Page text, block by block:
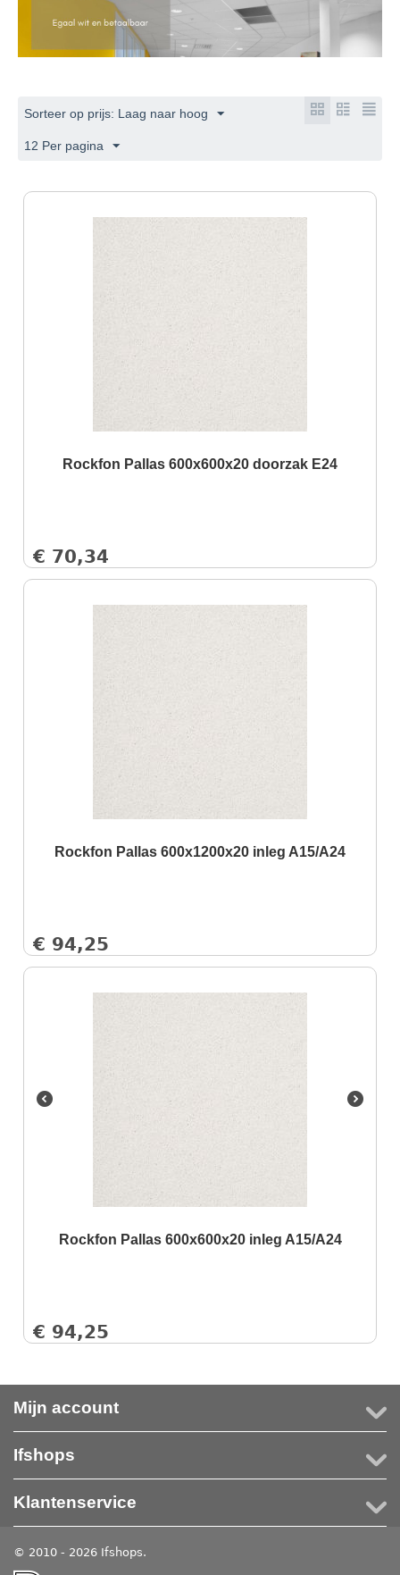
Sorteer op prijs: Laag naar hoog
12 Per pagina
Rockfon Pallas 600x600x20 doorzak E24
€ 70,34
Rockfon Pallas 600x1200x20 inleg A15/A24
€ 94,25
Rockfon Pallas 600x600x20 inleg A15/A24
€ 94,25
Mijn account
Ifshops
Klantenservice
© 2010 - 2026 Ifshops.